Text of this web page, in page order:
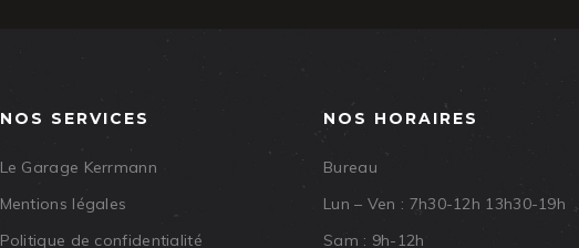
NOS SERVICES
Le Garage Kerrmann
Mentions légales
Politique de confidentialité
NOS HORAIRES
Bureau
Lun – Ven : 7h30-12h 13h30-19h
Sam : 9h-12h